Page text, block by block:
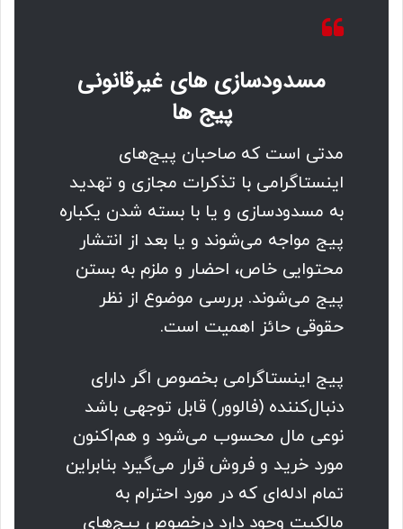
مسدودسازی های غیرقانونی
پیج ها
مدتی است که صاحبان پیج‌های
اینستاگرامی با تذکرات مجازی و تهدید
به مسدودسازی و یا با بسته شدن یکباره
پیج مواجه می‌شوند و یا بعد از انتشار
محتوایی خاص، احضار و ملزم به بستن
پیج می‌شوند. بررسی موضوع از نظر
حقوقی حائز اهمیت است.
پیج اینستاگرامی بخصوص اگر دارای
دنبال‌کننده (فالوور) قابل توجهی باشد
نوعی مال محسوب می‌شود و هم‌اکنون
مورد خرید و فروش قرار می‌گیرد بنابراین
تمام ادله‌‌ای که در مورد احترام به
مالکیت وجود دارد درخصوص پیج‌های